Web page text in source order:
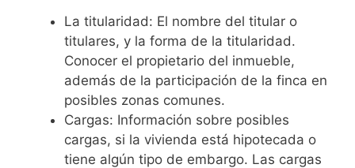
La titularidad: El nombre del titular o
titulares, y la forma de la titularidad.
Conocer el propietario del inmueble,
además de la participación de la finca en
posibles zonas comunes.
Cargas: Información sobre posibles
cargas, si la vivienda está hipotecada o
tiene algún tipo de embargo. Las cargas